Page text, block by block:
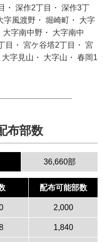
・ 深作2丁目・ 深作3丁
字風渡野・ 堀崎町・ 大字
字南中野・ 大字南中
目・ 宮ケ谷塔2丁目・ 宮
字見山・ 大字山・ 春岡1
布部数
36,660部
配布可能部数
2,000
1,840